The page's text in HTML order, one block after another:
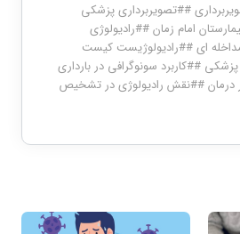
##تصویربرداری پزشکی
امام زمان##رادیولوژی
ای##رادیولوژیست کیست
پزشکی ##کاربرد سونوگرافی در بارداری
درمان##نقش رادیولوژی در تشخیص